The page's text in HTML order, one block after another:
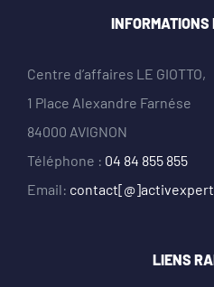
INFORMATIONS
Centre d’affaires LE GIOTTO,
1 Place Alexandre Farnése
84000 AVIGNON
Téléphone : 04 84 855 855
Email:
LIENS